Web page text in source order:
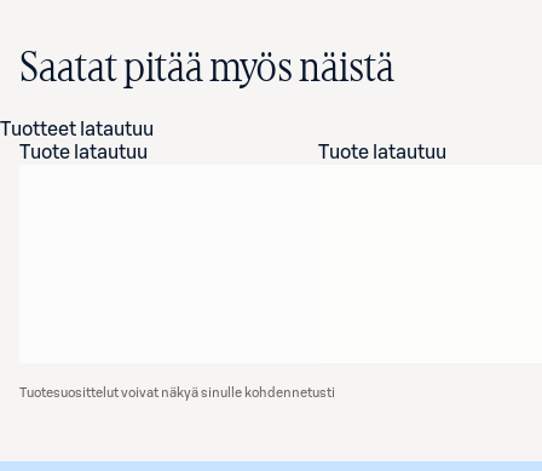
Saatat pitää myös näistä
Tuotteet latautuu
Tuote latautuu
Tuote latautuu
Tuotesuosittelut voivat näkyä sinulle kohdennetusti